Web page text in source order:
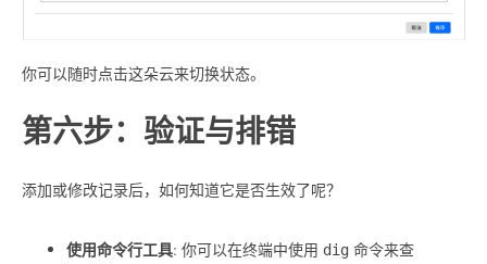
你可以随时点击这朵云来切换状态。
第六步：验证与排错
添加或修改记录后，如何知道它是否生效了呢？
使用命令行工具: 你可以在终端中使用 dig命令来查